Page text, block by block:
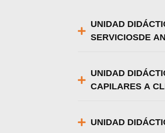
UNIDAD
SERVICIOSDE
UNIDAD
CAPILARES A
UNIDAD